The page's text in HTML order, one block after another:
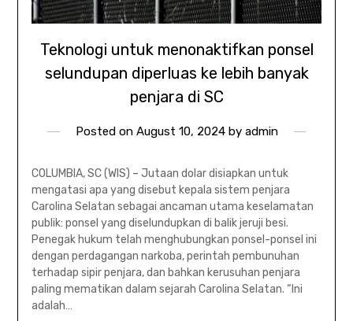
Teknologi untuk menonaktifkan ponsel
selundupan diperluas ke lebih banyak
penjara di SC
Posted on August 10, 2024by admin
COLUMBIA, SC (WIS) – Jutaan dolar disiapkan untuk
mengatasi apa yang disebut kepala sistem penjara
Carolina Selatan sebagai ancaman utama keselamatan
publik: ponsel yang diselundupkan di balik jeruji besi.
Penegak hukum telah menghubungkan ponsel-ponsel ini
dengan perdagangan narkoba, perintah pembunuhan
terhadap sipir penjara, dan bahkan kerusuhan penjara
paling mematikan dalam sejarah Carolina Selatan. “Ini
adalah…